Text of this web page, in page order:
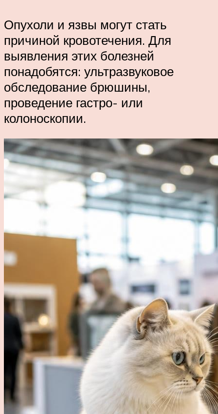
Опухоли и язвы могут стать
причиной кровотечения. Для
выявления этих болезней
понадобятся: ультразвуковое
обследование брюшины,
проведение гастро- или
колоноскопии.